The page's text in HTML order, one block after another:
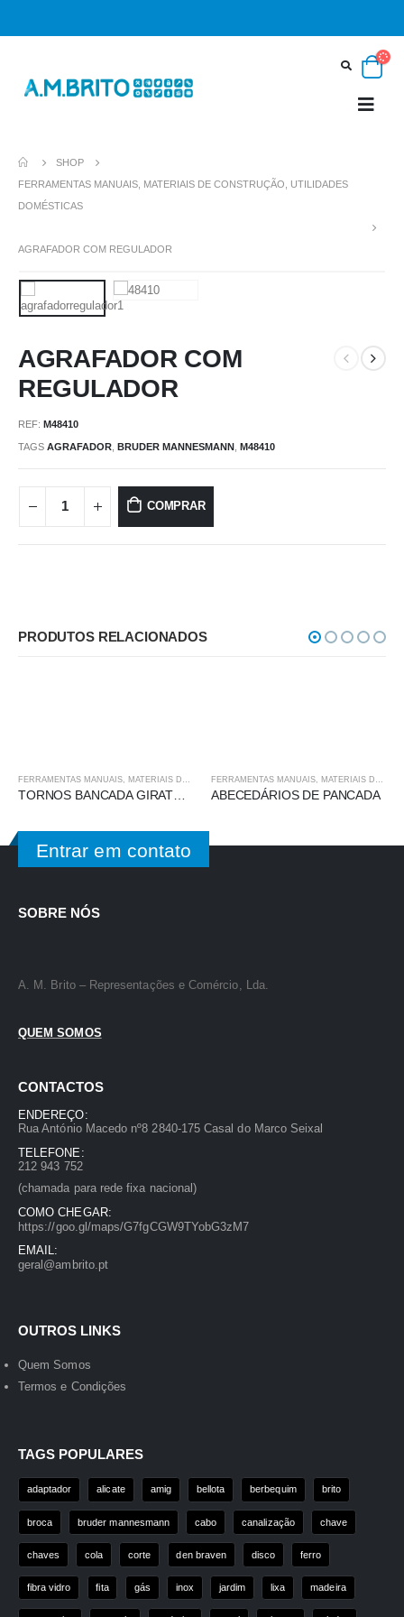
SHOP
FERRAMENTAS MANUAIS, MATERIAIS DE CONSTRUÇÃO, UTILIDADES
DOMÉSTICAS
AGRAFADOR COM REGULADOR
AGRAFADOR COM
REGULADOR
REF: M48410
TAGS AGRAFADOR BRUDER MANNESMANN M48410
COMPRAR
PRODUTOS RELACIONADOS
ABECEDÁRIOS DE PANCADA
Entrar em contato
SOBRE NÓS
A. M. Brito – Representações e Comércio, Lda.
QUEM SOMOS
CONTACTOS
ENDEREÇO:
Rua António Macedo nº8 2840-175 Casal do Marco Seixal
TELEFONE:
212 943 752
(chamada para rede fixa nacional)
COMO CHEGAR:
https://goo.gl/maps/G7fgCGW9TYobG3zM7
EMAIL:
geral@ambrito.pt
OUTROS LINKS
Quem Somos
Termos e Condições
TAGS POPULARES
adaptador alicate amig bellota berbequim brito
broca bruder mannesmann cabo canalização chave
chaves cola corte den braven disco ferro
fibra vidro fita gás inox jardim lixa madeira